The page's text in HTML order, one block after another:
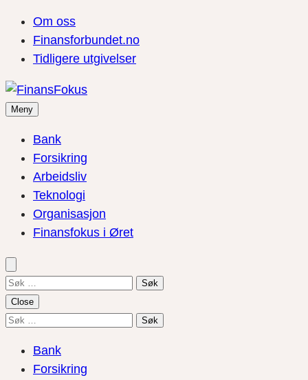
Om oss
Finansforbundet.no
Tidligere utgivelser
Meny
Bank
Forsikring
Arbeidsliv
Teknologi
Organisasjon
Finansfokus i Øret
Søk
etter:
Close
Søk
Bank
Forsikring